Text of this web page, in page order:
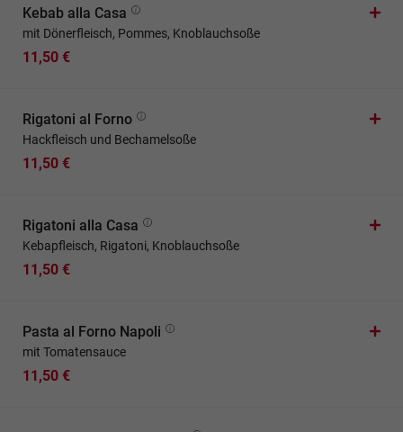
Kebab alla Casa
mit Dönerfleisch, Pommes, Knoblauchsoße
11,50 €
Rigatoni al Forno
Hackfleisch und Bechamelsoße
11,50 €
Rigatoni alla Casa
Kebapfleisch, Rigatoni, Knoblauchsoße
11,50 €
Pasta al Forno Napoli
mit Tomatensauce
11,50 €